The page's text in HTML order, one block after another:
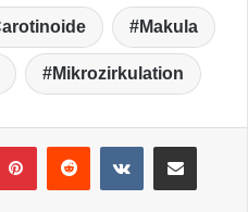
Makula
Mikrozirkulation
VKontakte